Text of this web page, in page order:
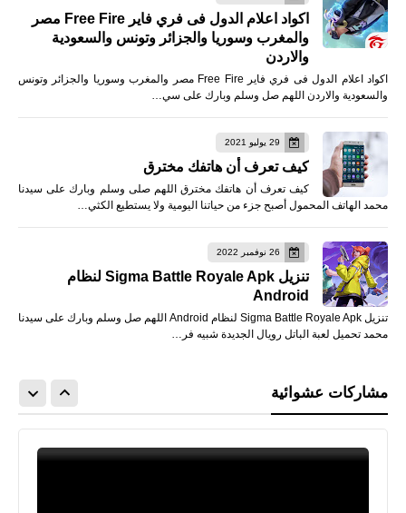
اكواد اعلام الدول فى فري فاير Free Fire مصر
والمغرب وسوريا والجزائر وتونس والسعودية
والاردن
اكواد اعلام الدول فى فري فاير Free Fire مصر والمغرب وسوريا والجزائر وتونس
والسعودية والاردن اللهم صل وسلم وبارك على سي…
29 يوليو 2021
كيف تعرف أن هاتفك مخترق
كيف تعرف أن هاتفك مخترق اللهم صلى وسلم وبارك على سيدنا
محمد الهاتف المحمول أصبح جزء من حياتنا اليومية ولا يستطيع الكثي…
26 نوفمبر 2022
تنزيل Sigma Battle Royale Apk لنظام
Android
تنزيل Sigma Battle Royale Apk لنظام Android اللهم صل وسلم وبارك على سيدنا
محمد تحميل لعبة الباتل رويال الجديدة شبيه فر…
مشاركات عشوائية